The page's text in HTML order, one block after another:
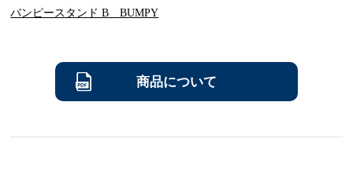
バンピースタンド B BUMPY
商品について